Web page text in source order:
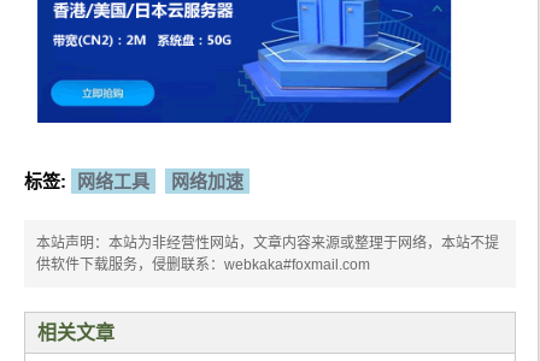
标签: 网络工具 网络加速
本站声明：本站为非经营性网站，文章内容来源或整理于网络，本站不提
供软件下载服务，侵删联系：webkaka#foxmail.com
相关文章